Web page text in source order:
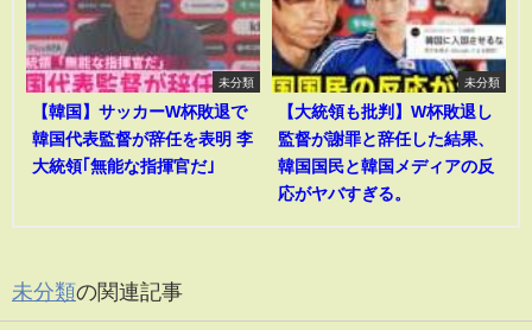
未分類
【韓国】サッカーW杯敗退で
韓国代表監督が辞任を表明 李
大統領｢無能な指揮官だ｣
未分類
【大統領も批判】W杯敗退し
監督が謝罪と辞任した結果、
韓国国民と韓国メディアの反
応がヤバすぎる。
未分類の関連記事